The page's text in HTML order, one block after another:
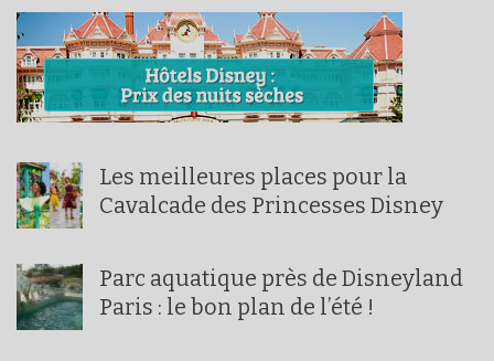
Les meilleures places pour la
Cavalcade des Princesses Disney
Parc aquatique près de Disneyland
Paris : le bon plan de l’été !